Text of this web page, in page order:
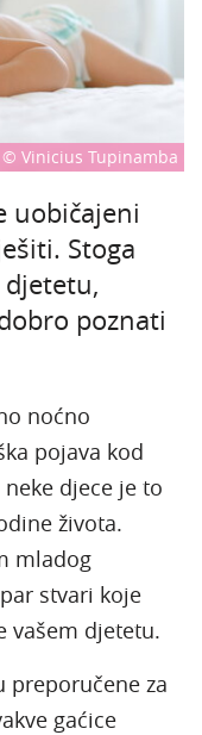
© Vinicius Tupinamba
uobičajeni
Stoga
djetetu,
poznati
noćno
pojava kod
djece je to
života.
mladog
stvari koje
vašem djetetu.
preporučene za
gaćice